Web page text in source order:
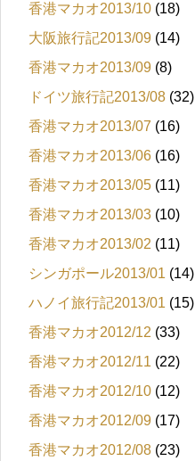
香港マカオ2013/10 (18)
大阪旅行記2013/09 (14)
香港マカオ2013/09 (8)
ドイツ旅行記2013/08 (32)
香港マカオ2013/07 (16)
香港マカオ2013/06 (16)
香港マカオ2013/05 (11)
香港マカオ2013/03 (10)
香港マカオ2013/02 (11)
シンガポール2013/01 (14)
ハノイ旅行記2013/01 (15)
香港マカオ2012/12 (33)
香港マカオ2012/11 (22)
香港マカオ2012/10 (12)
香港マカオ2012/09 (17)
香港マカオ2012/08 (23)